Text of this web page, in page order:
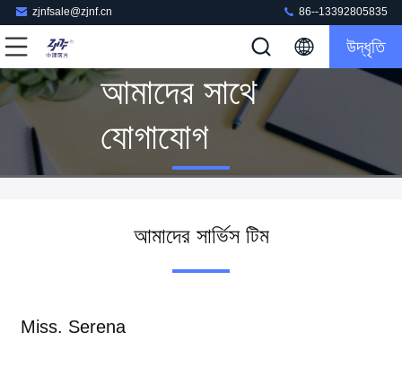
zjnfsale@zjnf.cn 86--13392805835
উদ্ধৃতি
আমাদের সাথে
যোগাযোগ
আমাদের সার্ভিস টিম
Miss. Serena